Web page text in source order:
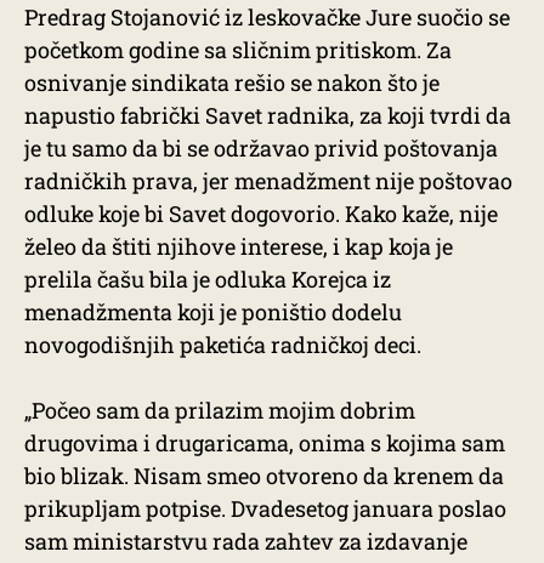
Predrag Stojanović iz leskovačke Jure suočio se
početkom godine sa sličnim pritiskom. Za
osnivanje sindikata rešio se nakon što je
napustio fabrički Savet radnika, za koji tvrdi da
je tu samo da bi se održavao privid poštovanja
radničkih prava, jer menadžment nije poštovao
odluke koje bi Savet dogovorio. Kako kaže, nije
želeo da štiti njihove interese, i kap koja je
prelila čašu bila je odluka Korejca iz
menadžmenta koji je poništio dodelu
novogodišnjih paketića radničkoj deci.
„Počeo sam da prilazim mojim dobrim
drugovima i drugaricama, onima s kojima sam
bio blizak. Nisam smeo otvoreno da krenem da
prikupljam potpise. Dvadesetog januara poslao
sam ministarstvu rada zahtev za izdavanje